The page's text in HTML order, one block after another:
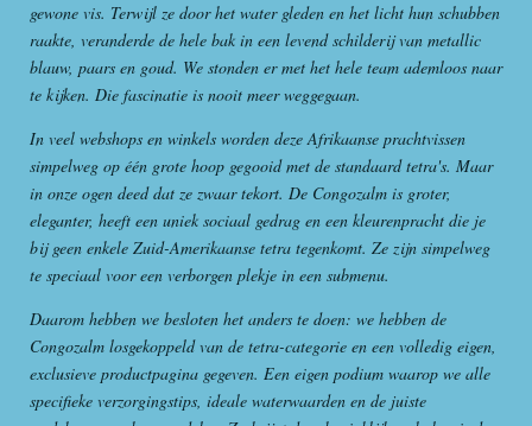
gewone vis. Terwijl ze door het water gleden en het licht hun schubben
raakte, veranderde de hele bak in een levend schilderij van metallic
blauw, paars en goud. We stonden er met het hele team ademloos naar
te kijken. Die fascinatie is nooit meer weggegaan.
In veel webshops en winkels worden deze Afrikaanse prachtvissen
simpelweg op één grote hoop gegooid met de standaard tetra's. Maar
in onze ogen deed dat ze zwaar tekort. De Congozalm is groter,
eleganter, heeft een uniek sociaal gedrag en een kleurenpracht die je
bij geen enkele Zuid-Amerikaanse tetra tegenkomt. Ze zijn simpelweg
te speciaal voor een verborgen plekje in een submenu.
Daarom hebben we besloten het anders te doen: we hebben de
Congozalm losgekoppeld van de tetra-categorie en een volledig eigen,
exclusieve productpagina gegeven. Een eigen podium waarop we alle
specifieke verzorgingstips, ideale waterwaarden en de juiste